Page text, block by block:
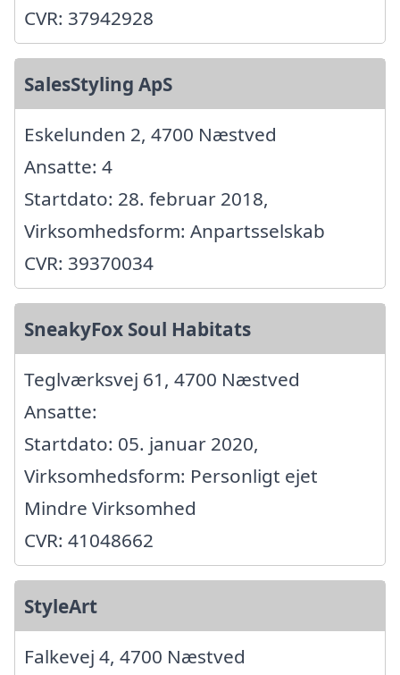
CVR: 37942928
SalesStyling ApS
Eskelunden 2, 4700 Næstved
Ansatte: 4
Startdato: 28. februar 2018,
Virksomhedsform: Anpartsselskab
CVR: 39370034
SneakyFox Soul Habitats
Teglværksvej 61, 4700 Næstved
Ansatte:
Startdato: 05. januar 2020,
Virksomhedsform: Personligt ejet
Mindre Virksomhed
CVR: 41048662
StyleArt
Falkevej 4, 4700 Næstved